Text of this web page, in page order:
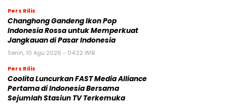
Pers Rilis
Changhong Gandeng Ikon Pop
Indonesia Rossa untuk Memperkuat
Jangkauan di Pasar Indonesia
Senin, 10 Agu 2026 - 04:22 WIB
Pers Rilis
Coolita Luncurkan FAST Media Alliance
Pertama di Indonesia Bersama
Sejumlah Stasiun TV Terkemuka